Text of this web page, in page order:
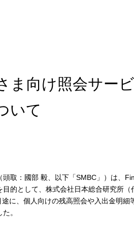
ま向け照会サー
いて
取：國部 毅、以下「SMBC」）は、
的として、株式会社日本総合研究所（
に、個人向けの残高照会や入出金明
。